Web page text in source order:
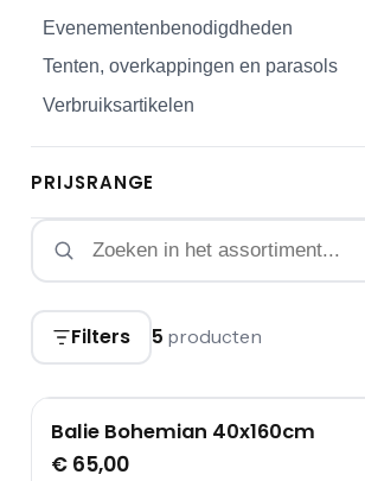
Evenementenbenodigdheden
Tenten, overkappingen en parasols
Verbruiksartikelen
PRIJSRANGE
Filters 5 producten
Balie Bohemian 40x160cm
€ 65,00